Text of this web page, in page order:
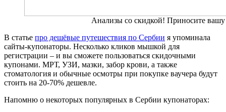
Анализы со скидкой! Приносите
В статье про дешёвые путешествия по Сербии я упоминала
сайты-купонаторы. Несколько кликов мышкой для
регистрации – и вы сможете пользоваться скидочными
купонами. МРТ, УЗИ, мазки, забор крови, а также
стоматология и обычные осмотры при покупке ваучера будут
стоить на 20-70% дешевле.
Напомню о некоторых популярных в Сербии купонаторах: